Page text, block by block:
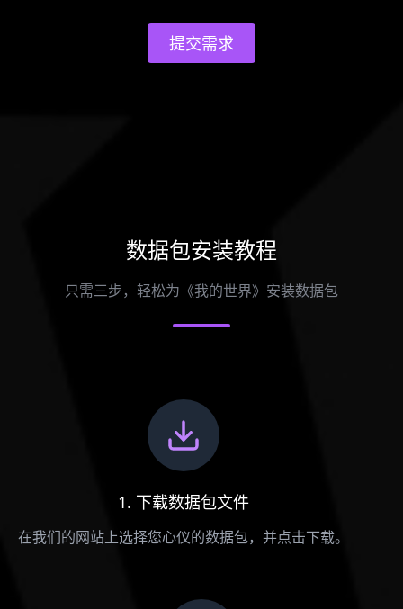
提交需求
数据包安装教程
只需三步，轻松为《我的世界》安装数据包
1. 下载数据包文件
在我们的网站上选择您心仪的数据包，并点击下载。